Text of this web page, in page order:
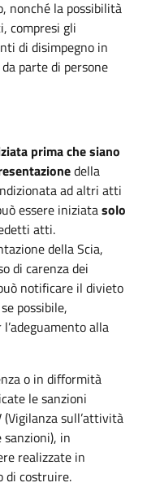
nonché la possibilità
compresi gli
di disimpegno in
parte di persone
prima che siano
della
ad altri atti
essere iniziatasolo
atti.
della Scia,
di carenza dei
notificare il divieto
possibile,
alla
o in difformità
le sanzioni
sull’attività
in
realizzate in
di costruire.